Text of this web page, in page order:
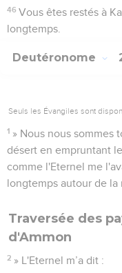
46 Vous êtes restés à
longtemps.
Deutéronome
Seuls les Évangiles sont
1 » Nous nous sommes
désert en empruntant
comme l'Eternel me
longtemps autour de la
Traversée des
d'Ammon
2 » L'Eternel m’a dit :